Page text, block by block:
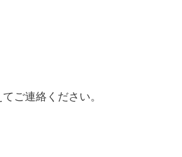
ご連絡ください。